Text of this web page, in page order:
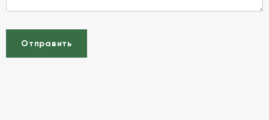
Отправить